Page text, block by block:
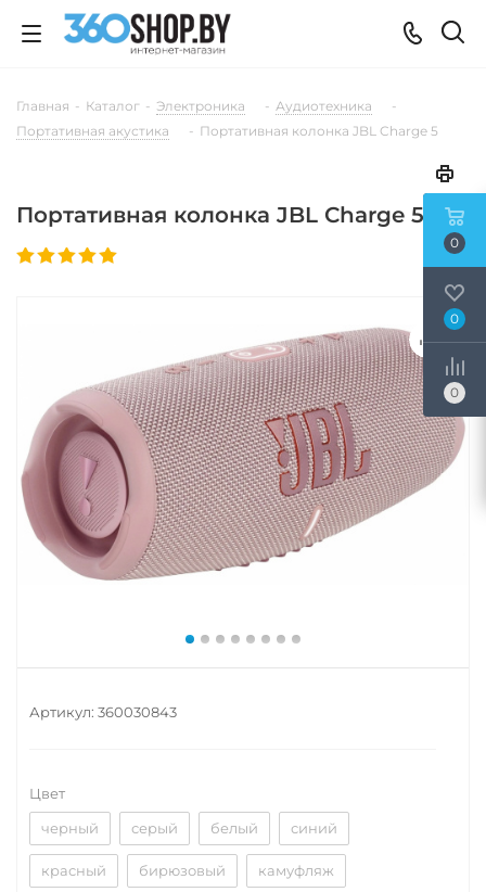
Главная - Каталог - Электроника - Аудиотехника
-
Портативная акустика
- Портативная колонка JBL Charge 5
Портативная колонка JBL Charge 5
Артикул: 360030843
Цвет
черный
серый белый синий
красный бирюзовый камуфляж
0
0
0